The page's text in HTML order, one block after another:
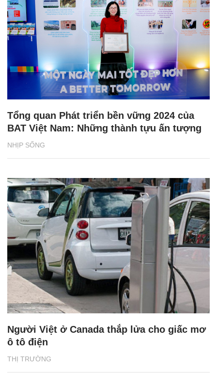
NHỊP SỐNG
Tổng quan Phát triển bền vững 2024 của
BAT Việt Nam: Những thành tựu ấn tượng
THỊ TRƯỜNG
Người Việt ở Canada thắp lửa cho giấc mơ
ô tô điện